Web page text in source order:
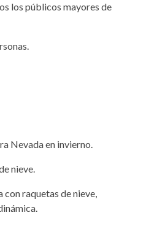
los públicos mayores de
Nevada en invierno.
nieve.
raquetas de nieve,